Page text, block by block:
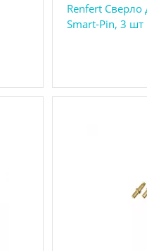
Renfert
Smart-Pin, 3 шт